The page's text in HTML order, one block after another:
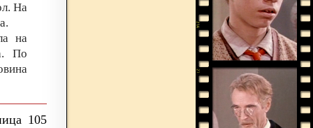
На
на
По
105